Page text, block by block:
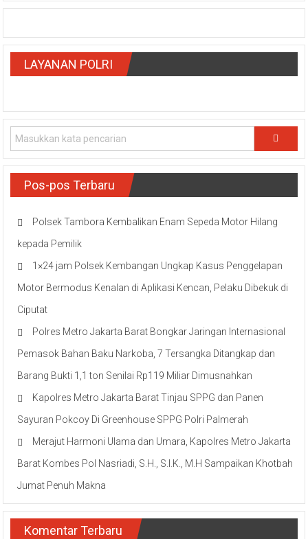
LAYANAN POLRI
Pos-pos Terbaru
Polsek Tambora Kembalikan Enam Sepeda Motor Hilang
kepada Pemilik
1×24 jam Polsek Kembangan Ungkap Kasus Penggelapan
Motor Bermodus Kenalan di Aplikasi Kencan, Pelaku Dibekuk di
Ciputat
Polres Metro Jakarta Barat Bongkar Jaringan Internasional
Pemasok Bahan Baku Narkoba, 7 Tersangka Ditangkap dan
Barang Bukti 1,1 ton Senilai Rp119 Miliar Dimusnahkan
Kapolres Metro Jakarta Barat Tinjau SPPG dan Panen
Sayuran Pokcoy Di Greenhouse SPPG Polri Palmerah
Merajut Harmoni Ulama dan Umara, Kapolres Metro Jakarta
Barat Kombes Pol Nasriadi, S.H., S.I.K., M.H Sampaikan Khotbah
Jumat Penuh Makna
Komentar Terbaru